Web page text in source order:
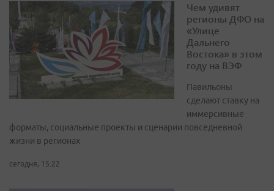
Чем удивят
регионы ДФО на
«Улице
Дальнего
Востока» в этом
году на ВЭФ
Павильоны
сделают ставку на
иммерсивные
форматы, социальные проекты и сценарии повседневной
жизни в регионах
сегодня, 15:22